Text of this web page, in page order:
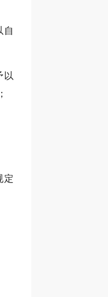
自
以
定